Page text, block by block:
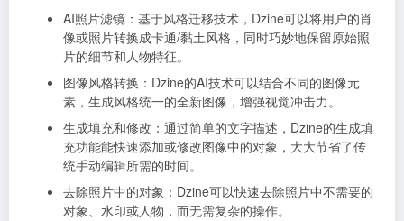
AI照片滤镜：基于风格迁移技术，Dzine可以将用户的肖
像或照片转换成卡通/黏土风格，同时巧妙地保留原始照
片的细节和人物特征。
图像风格转换：Dzine的AI技术可以结合不同的图像元
素，生成风格统一的全新图像，增强视觉冲击力。
生成填充和修改：通过简单的文字描述，Dzine的生成填
充功能能快速添加或修改图像中的对象，大大节省了传
统手动编辑所需的时间。
去除照片中的对象：Dzine可以快速去除照片中不需要的
对象、水印或人物，而无需复杂的操作。